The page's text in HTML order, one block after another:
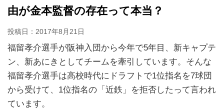
由が金本監督の存在って本当？
投稿日： 2017年8月21日
福留孝介選手が阪神入団から今年で5年目、新キャプテ
ン、新あにきとしてチームを牽引しています。そんな
福留孝介選手は高校時代にドラフトで1位指名を7球団
から受けて、1位指名の「近鉄」を拒否したって言われ
ています。